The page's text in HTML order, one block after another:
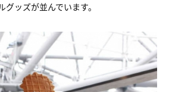
ッズが並んでいます。